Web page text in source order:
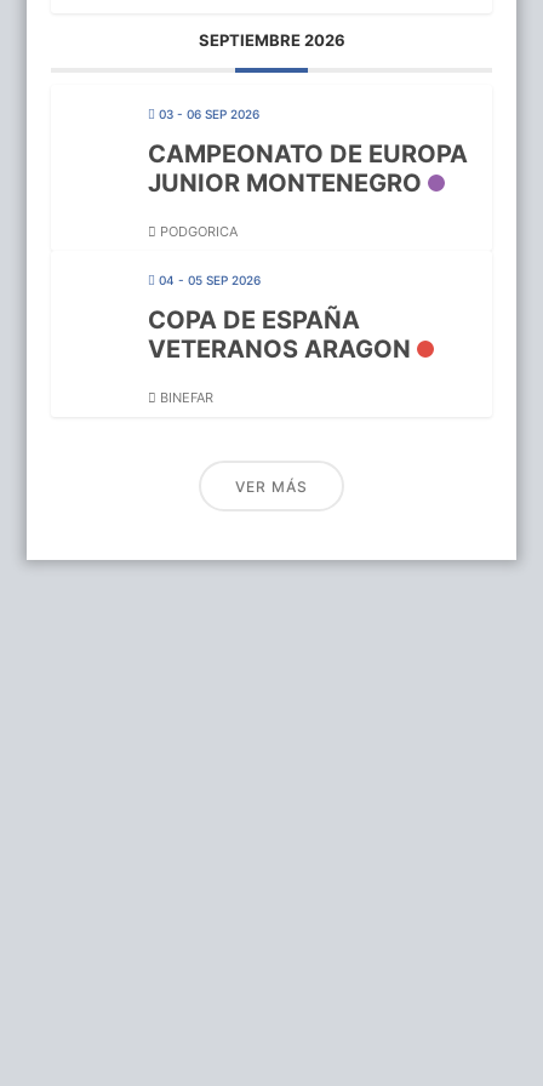
SEPTIEMBRE 2026
03 - 06 SEP 2026
CAMPEONATO DE EUROPA
JUNIOR MONTENEGRO
PODGORICA
04 - 05 SEP 2026
COPA DE ESPAÑA
VETERANOS ARAGON
BINEFAR
VER MÁS